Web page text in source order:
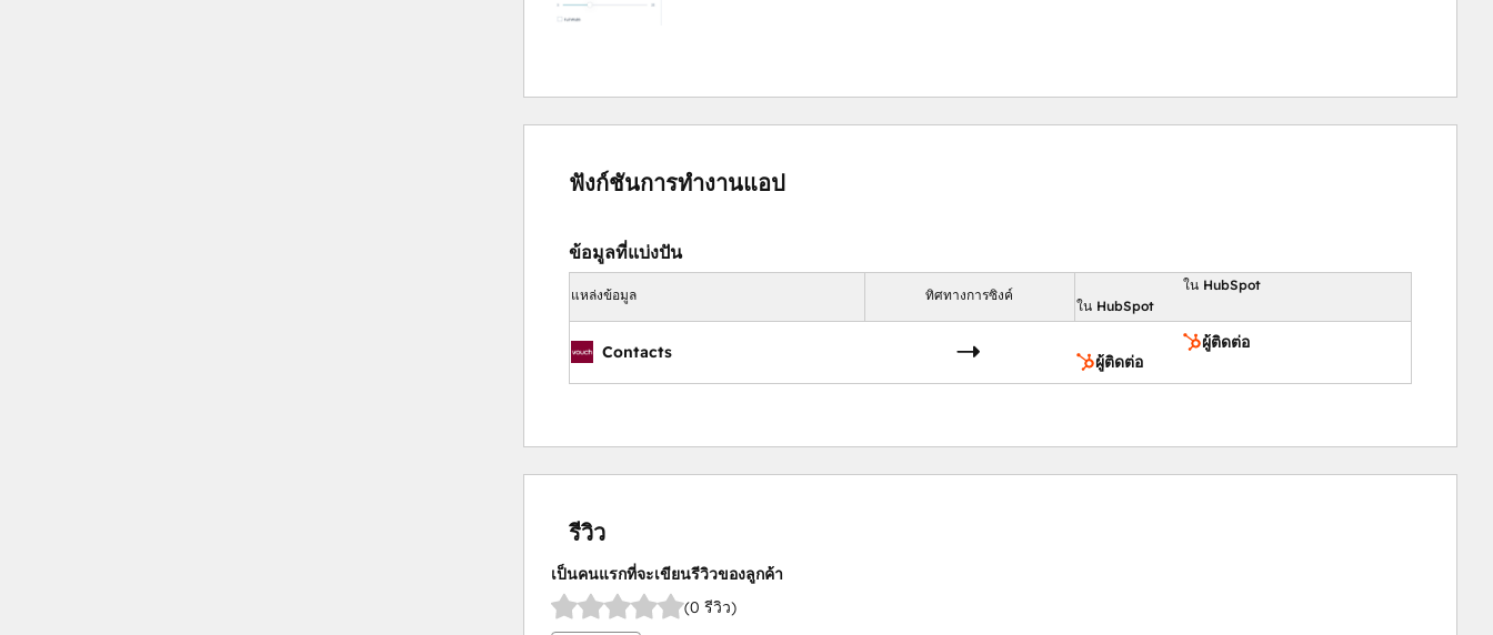
ฟังก์ชันการทำงานแอป
ข้อมูลที่แบ่งปัน
แหล่งข้อมูล ทิศทางการซิงค์
ใน HubSpot
ใน HubSpot
Contacts
ผู้ติดต่อ
ผู้ติดต่อ
รีวิว
เป็นคนแรกที่จะเขียนรีวิวของลูกค้า
(0 รีวิว)